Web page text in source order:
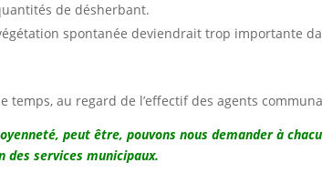
de désherbant.
spontanée deviendrait trop importante
temps, au regard de l’effectif des agents
peut être, pouvons nous demander à
des services municipaux.